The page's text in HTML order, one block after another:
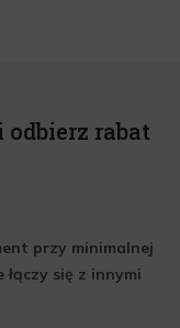
odbierz rabat
przy minimalnej
się z innymi